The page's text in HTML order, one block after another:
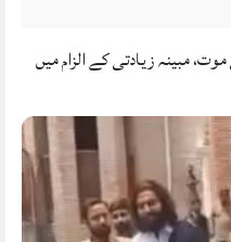
مبینہ زیادتی کے الزام میں